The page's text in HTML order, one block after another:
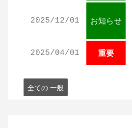
2025/12/01 お知らせ
2025/04/01 重要
全ての 一般